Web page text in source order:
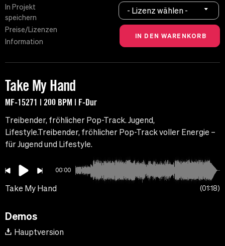
In Projekt
speichern
Preise/Lizenzen
Information
- Lizenz wählen -
Take My Hand
MF-15271 | 200 BPM | F-Dur
Treibender, fröhlicher Pop-Track. Jugend,
Lifestyle.Treibender, fröhlicher Pop-Track voller Energie –
für Jugend und Lifestyle.
00:00
Take My Hand 01:18
Demos
Hauptversion